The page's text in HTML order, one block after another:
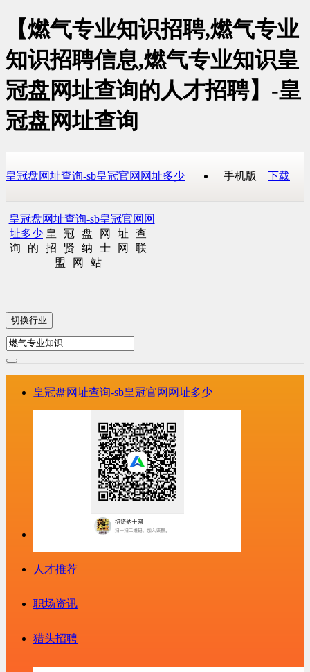
【燃气专业知识招聘,燃气专业
知识招聘信息,燃气专业知识皇
冠盘网址查询的人才招聘】-皇
冠盘网址查询
皇冠盘网址查询-sb皇冠官网网址多少 手机版 下载
皇冠盘网址查询-sb皇冠官网网
址多少 皇冠盘网址查
询的招贤纳士网联
盟网站
切换行业
皇冠盘网址查询-sb皇冠官网网址多少
人才推荐
职场资讯
猎头招聘